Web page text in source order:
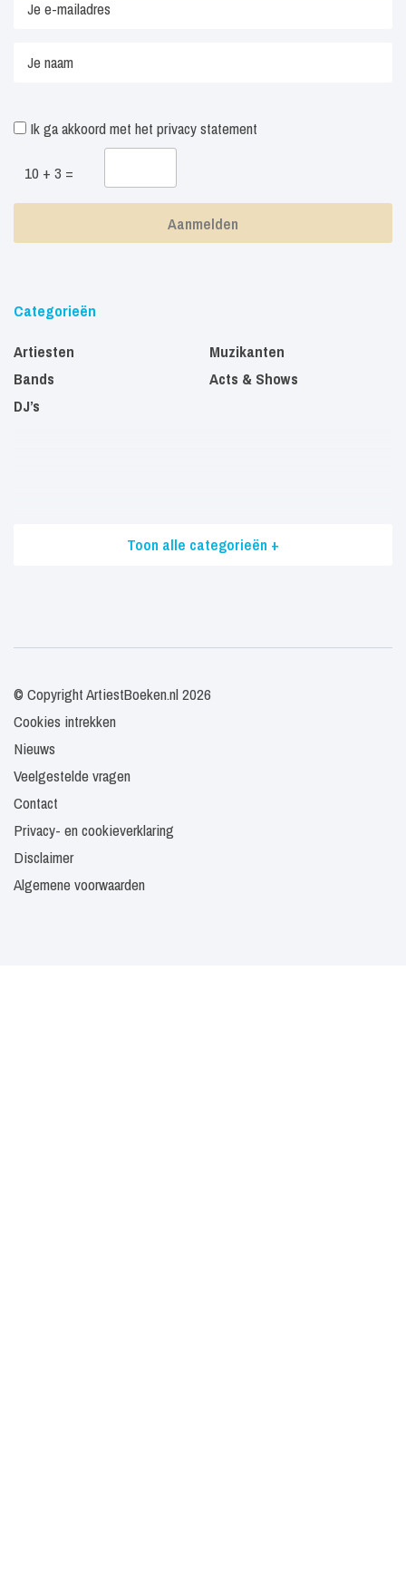
Ik ga akkoord met het privacy statement
10 + 3 =
Categorieën
Artiesten
Bands
DJ’s
Muzikanten
Acts & Shows
Toon alle categorieën +
© Copyright ArtiestBoeken.nl 2026
Cookies intrekken
Nieuws
Veelgestelde vragen
Contact
Privacy- en cookieverklaring
Disclaimer
Algemene voorwaarden